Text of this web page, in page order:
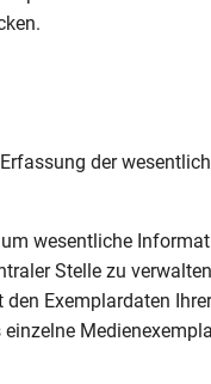
der
wesentliche
Stelle zu
Exemplardaten